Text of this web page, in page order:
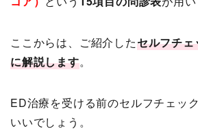
ここからは、ご紹介したセルフチ
に解説します。
ED治療を受ける前のセルフチェッ
いいでしょう。